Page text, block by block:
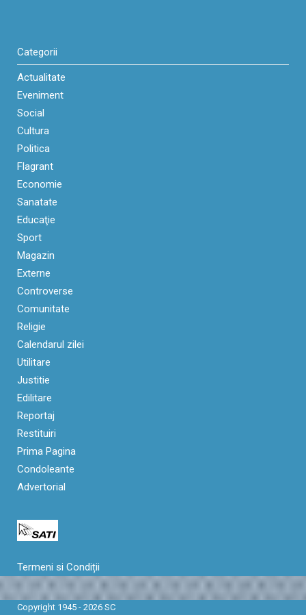
Categorii
Actualitate
Eveniment
Social
Cultura
Politica
Flagrant
Economie
Sanatate
Educaţie
Sport
Magazin
Externe
Controverse
Comunitate
Religie
Calendarul zilei
Utilitare
Justitie
Edilitare
Reportaj
Restituiri
Prima Pagina
Condoleante
Advertorial
Termeni si Condiții
Copyright 1945 - 2026 SC